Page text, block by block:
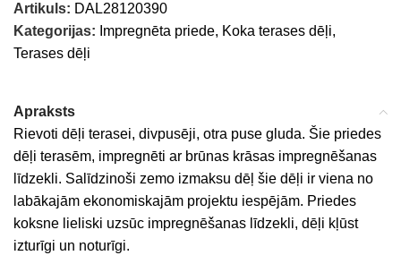
Artikuls: DAL28120390
Kategorijas: Impregnēta priede, Koka terases dēļi,
Terases dēļi
Apraksts
Rievoti dēļi terasei, divpusēji, otra puse gluda. Šie priedes
dēļi terasēm, impregnēti ar brūnas krāsas impregnēšanas
līdzekli. Salīdzinoši zemo izmaksu dēļ šie dēļi ir viena no
labākajām ekonomiskajām projektu iespējām. Priedes
koksne lieliski uzsūc impregnēšanas līdzekli, dēļi kļūst
izturīgi un noturīgi.